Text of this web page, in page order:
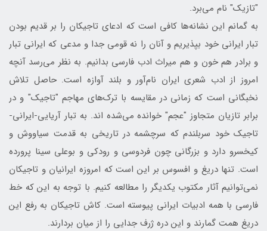
"تازیک" نام می‌برد.
به گمانم این نشانه‌ها کافی است که ادعای تاجیکان را بر قدیم بودن
تبار ایرانی خود بپذیریم و آنان را نه قومی جدا و مدعی که ایرانی تبار
و برادر هم خون و هم میراث ادب فارسی بدانیم. به نظر می‌رسد آنچه
امروز از ادب شعری ایران نام‌آور و بلند آوازه است. حاصل تلاش
نخبگانی است که زمانی در مقایسه با ترک‌های مهاجم "تاجیک" و در
برابر تازیان متجاوز "عجم" خوانده می‌شده اند. به تبار آریایی-ایرانی-
تاجیک خود سربلندم که سرچشمه در تاریخی به قدمت سیاووش و
کیخسرو دارد و بزرگانی چون فردوسی و رودکی و بوعلی سینا پرورده
است. تنها دریغ و افسوس بر این است که امروزه ایرانیان و تاجیکان
نمی‌توانیم آثار مکتوب یکدیگر را مطالعه کنیم. با توجه به این که خط
فارسی با همه ادبیات ایرانی پیوسته است. کاش تاجیکان به رفع این
دریغ همت گمارند و این دره ژرف جدایی را از میان بردارند.